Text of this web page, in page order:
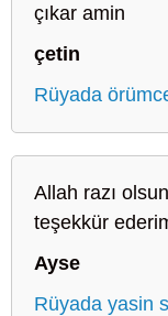
çıkar amin
çetin
Rüyada
Allah razı
teşekkür
Ayse
Rüyada yasin